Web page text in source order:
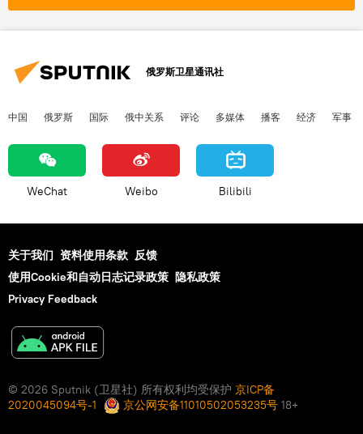
俄罗斯卫星通讯社
中国 俄罗斯 国际 俄中关系 评论 多媒体 播客 经济 军事
WeChat Weibo Bilibili
关于我们 资料使用条款 反馈
使用Cookie和自动日志记录政策 隐私政策
Privacy Feedback
© 2026 Sputnik (卫星社) 所有权利均受保护 京ICP备
2020045094号-1
京公网安备11010502053235号 18+